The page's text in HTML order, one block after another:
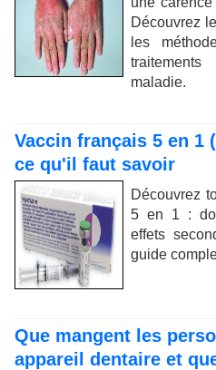
Découvrez
les
maladie.
Vaccin français 5 en 1
ce qu'il faut savoir
Découvrez
5 en 1 :
effets
guide
Que mangent les
appareil dentaire et